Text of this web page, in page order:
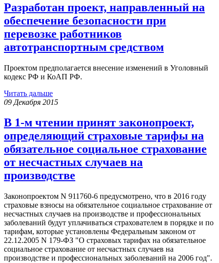
Разработан проект, направленный на
обеспечение безопасности при
перевозке работников
автотранспортным средством
Проектом предполагается внесение изменений в Уголовный
кодекс РФ и КоАП РФ.
Читать дальше
09 Декабря 2015
В 1-м чтении принят законопроект,
определяющий страховые тарифы на
обязательное социальное страхование
от несчастных случаев на
производстве
Законопроектом N 911760-6 предусмотрено, что в 2016 году
страховые взносы на обязательное социальное страхование от
несчастных случаев на производстве и профессиональных
заболеваний будут уплачиваться страхователем в порядке и по
тарифам, которые установлены Федеральным законом от
22.12.2005 N 179-ФЗ "О страховых тарифах на обязательное
социальное страхование от несчастных случаев на
производстве и профессиональных заболеваний на 2006 год".